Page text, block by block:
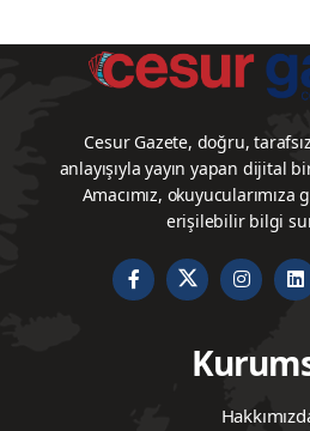
Cesur Gazete, doğru,
anlayışıyla yayın yapan dijital
Amacımız,
erişilebilir bilgi